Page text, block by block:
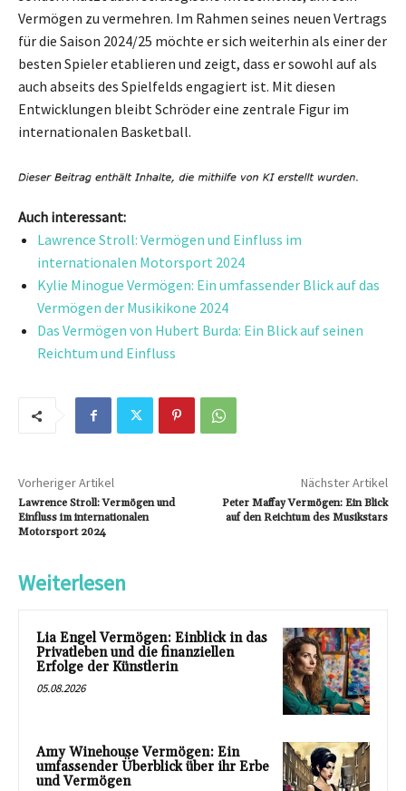
Vermögen zu vermehren. Im Rahmen seines neuen Vertrags
für die Saison 2024/25 möchte er sich weiterhin als einer der
besten Spieler etablieren und zeigt, dass er sowohl auf als
auch abseits des Spielfelds engagiert ist. Mit diesen
Entwicklungen bleibt Schröder eine zentrale Figur im
internationalen Basketball.
Auch interessant:
Lawrence Stroll: Vermögen und Einfluss im
internationalen Motorsport 2024
Kylie Minogue Vermögen: Ein umfassender Blick auf das
Vermögen der Musikikone 2024
Das Vermögen von Hubert Burda: Ein Blick auf seinen
Reichtum und Einfluss
Vorheriger Artikel
Lawrence Stroll: Vermögen und
Einfluss im internationalen
Motorsport 2024
Nächster Artikel
Peter Maffay Vermögen: Ein Blick
auf den Reichtum des Musikstars
Weiterlesen
Lia Engel Vermögen: Einblick in das
Privatleben und die finanziellen
Erfolge der Künstlerin
05.08.2026
Amy Winehouse Vermögen: Ein
umfassender Überblick über ihr Erbe
und Vermögen